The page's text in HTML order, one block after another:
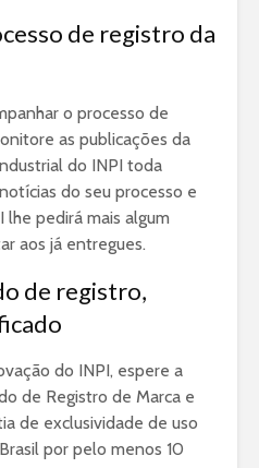
de registro da
o processo de
as publicações da
do INPI toda
do seu processo e
pedirá mais algum
aos já entregues.
de registro,
do INPI, espere a
de Registro de Marca e
de exclusividade de uso
por pelo menos 10